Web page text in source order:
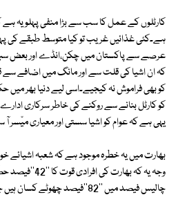
کارٹلوں کے عمل کا سب سے بڑا منفی پہلو یہ ہے
ہے۔کئی غذائیں غریب تو کیا متوسط طبقے کی
عرصے سے پاکستان میں چکن،انڈے اور بعض
کہ ان اشیا کی قلت سے اور مانگ میں اضافے
کو بھی فراموش نہ کیجیے۔اسی لیے دنیا بھر میں
کو کارٹل بنانے سے روکنے کی خاطر سرکاری ادارے
یہی ہے کہ عوام کو اشیا سستی اور معیاری میّسر آ
بھارت میں یہ خطرہ موجود ہے کہ شعبہ اشیائے
وجہ یہ کہ
چالیس فیصد میں ''82''فیصد چھوٹے